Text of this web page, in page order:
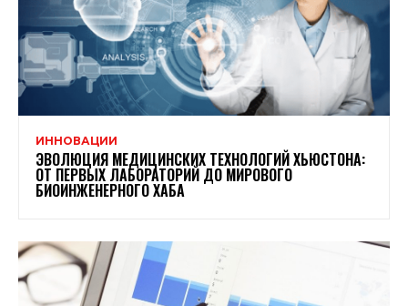
ИННОВАЦИИ
ЭВОЛЮЦИЯ МЕДИЦИНСКИХ ТЕХНОЛОГИЙ ХЬЮСТОНА:
ОТ ПЕРВЫХ ЛАБОРАТОРИЙ ДО МИРОВОГО
БИОИНЖЕНЕРНОГО ХАБА